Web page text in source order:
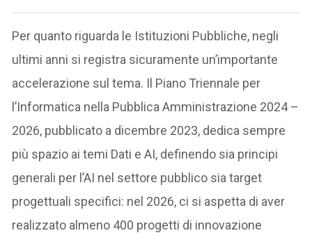
Per quanto riguarda le Istituzioni Pubbliche, negli
ultimi anni si registra sicuramente un’importante
accelerazione sul tema. Il Piano Triennale per
l’Informatica nella Pubblica Amministrazione 2024 –
2026, pubblicato a dicembre 2023, dedica sempre
più spazio ai temi Dati e AI, definendo sia principi
generali per l’AI nel settore pubblico sia target
progettuali specifici: nel 2026, ci si aspetta di aver
realizzato almeno 400 progetti di innovazione